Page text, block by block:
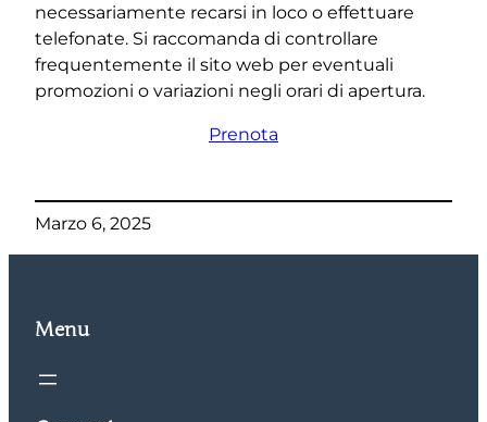
necessariamente recarsi in loco o effettuare
telefonate. Si raccomanda di controllare
frequentemente il sito web per eventuali
promozioni o variazioni negli orari di apertura.
Prenota
Marzo 6, 2025
Menu